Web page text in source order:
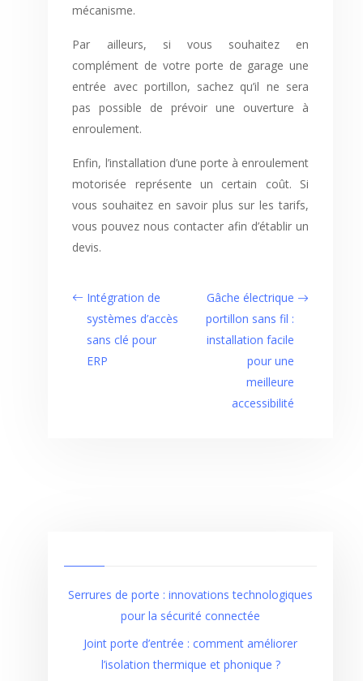
mécanisme.
Par ailleurs, si vous souhaitez en
complément de votre porte de garage une
entrée avec portillon, sachez qu’il ne sera
pas possible de prévoir une ouverture à
enroulement.
Enfin, l’installation d’une porte à enroulement
motorisée représente un certain coût. Si
vous souhaitez en savoir plus sur les tarifs,
vous pouvez nous contacter afin d’établir un
devis.
Intégration de
systèmes d’accès
sans clé pour
ERP
Gâche électrique
portillon sans fil :
installation facile
pour une
meilleure
accessibilité
Serrures de porte : innovations technologiques
pour la sécurité connectée
Joint porte d’entrée : comment améliorer
l’isolation thermique et phonique ?